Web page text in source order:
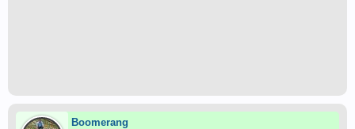
Boomerang